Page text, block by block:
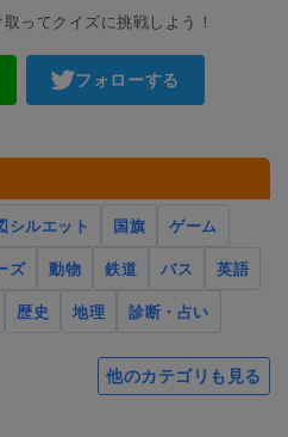
ってクイズに挑戦しよう！
フォローする
シルエット 国旗
ゲーム
ズ 動物 鉄道 バス
英語
歴史 地理 診断・占い
他のカテゴリも見る